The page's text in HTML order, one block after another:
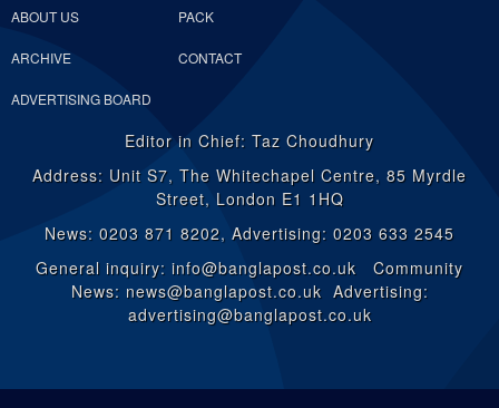
ABOUT US PACK
ARCHIVE CONTACT
ADVERTISING BOARD
Editor in Chief: Taz Choudhury
Address: Unit S7, The Whitechapel Centre, 85 Myrdle
Street, London E1 1HQ
News: 0203 871 8202, Advertising: 0203 633 2545
General inquiry: info@banglapost.co.uk Community
News: news@banglapost.co.uk Advertising:
advertising@banglapost.co.uk